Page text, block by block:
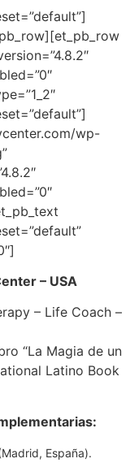
wp-
– USA
– Life Coach –
“La Magia de un
Latino Book
España).